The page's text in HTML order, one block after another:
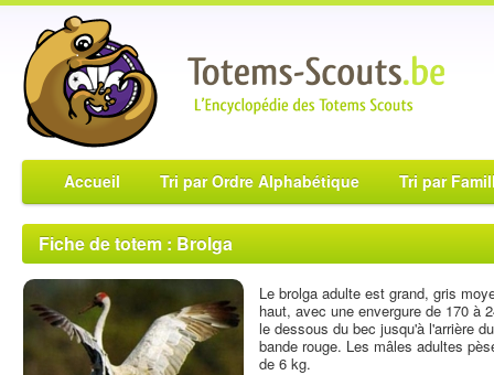
Accueil Tri par Ordre Alphabétique Tri par
Fiche de totem : Brolga
Le brolga adulte est grand, gris
haut, avec une envergure de 170 à
le dessous du bec jusqu'à l'arrière
bande rouge. Les mâles adultes
de 6 kg.